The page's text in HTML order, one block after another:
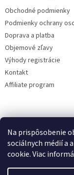
Na prispôsobenie
sociálnych médií a
cookie. Viac
Obchodné podmienky
Podmienky ochrany
Doprava a platba
Objemové zľavy
Výhody registrácie
Kontakt
Affiliate program